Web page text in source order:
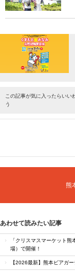
この記事が気に入ったらいい
う
熊
あわせて読みたい記事
「クリスマスマーケット
場）で開催！
【2026最新】熊本ビアガ